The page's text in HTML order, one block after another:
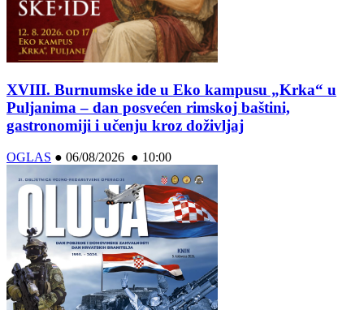
XVIII. Burnumske ide u Eko kampusu „Krka“ u
Puljanima – dan posvećen rimskoj baštini,
gastronomiji i učenju kroz doživljaj
OGLAS ● 06/08/2026 ● 10:00